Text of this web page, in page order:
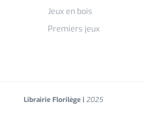
Jeux en bois
Premiers jeux
Librairie Florilège | 2025